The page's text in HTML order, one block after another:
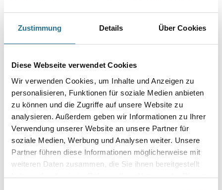
Zustimmung Details Über Cookies
Diese Webseite verwendet Cookies
Wir verwenden Cookies, um Inhalte und Anzeigen zu
personalisieren, Funktionen für soziale Medien anbieten
zu können und die Zugriffe auf unsere Website zu
analysieren. Außerdem geben wir Informationen zu Ihrer
Verwendung unserer Website an unsere Partner für
soziale Medien, Werbung und Analysen weiter. Unsere
Partner führen diese Informationen möglicherweise mit
weiteren Daten zusammen, die Sie ihnen bereitgestellt
haben oder die sie im Rahmen Ihrer Nutzung der Dienste
Gebinde
Umrechnungsfaktoren